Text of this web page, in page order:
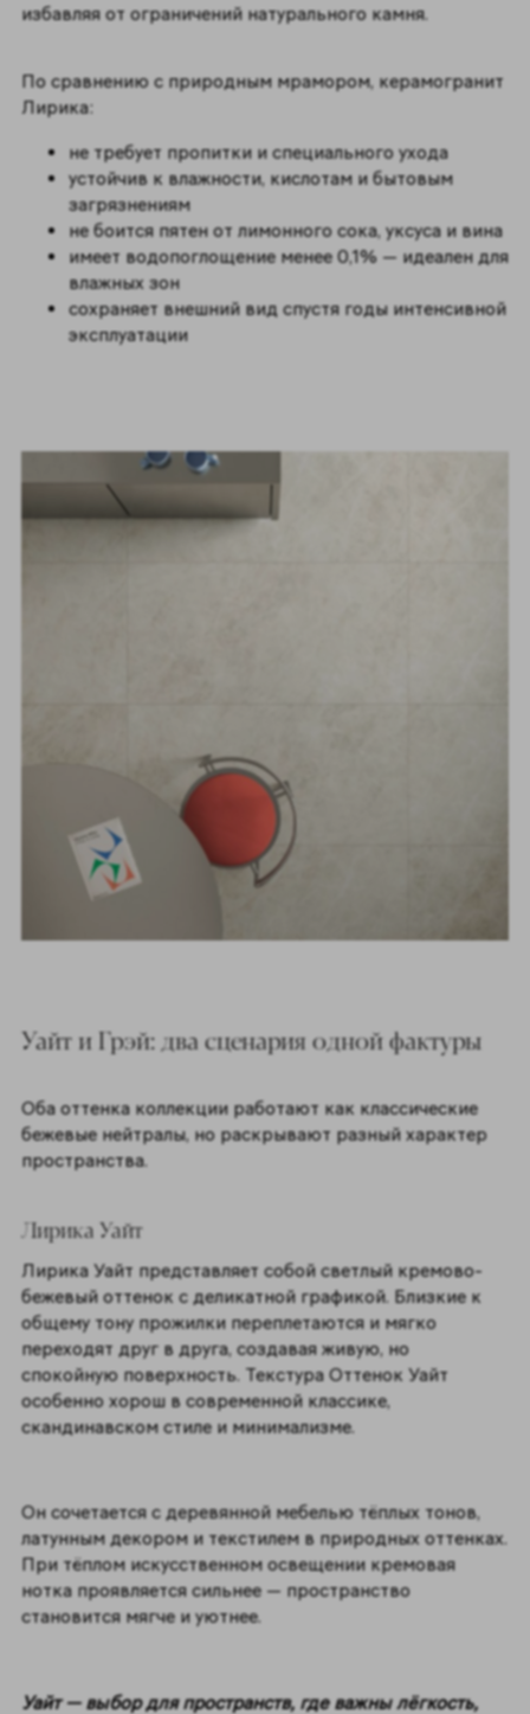
избавляя от ограничений натурального камня.
По сравнению с природным мрамором, керамогранит
Лирика:
не требует пропитки и специального ухода
устойчив к влажности, кислотам и бытовым
загрязнениям
не боится пятен от лимонного сока, уксуса и вина
имеет водопоглощение менее 0,1% — идеален для
влажных зон
сохраняет внешний вид спустя годы интенсивной
эксплуатации
Уайт и Грэй: два сценария одной фактуры
Оба оттенка коллекции работают как классические
бежевые нейтралы, но раскрывают разный характер
пространства.
Лирика Уайт
Лирика Уайт представляет собой светлый кремово-
бежевый оттенок с деликатной графикой. Близкие к
общему тону прожилки переплетаются и мягко
переходят друг в друга, создавая живую, но
спокойную поверхность. Текстура Оттенок Уайт
особенно хорош в современной классике,
скандинавском стиле и минимализме.
Он сочетается с деревянной мебелью тёплых тонов,
латунным декором и текстилем в природных оттенках.
При тёплом искусственном освещении кремовая
нотка проявляется сильнее — пространство
становится мягче и уютнее.
Уайт — выбор для пространств, где важны лёгкость,